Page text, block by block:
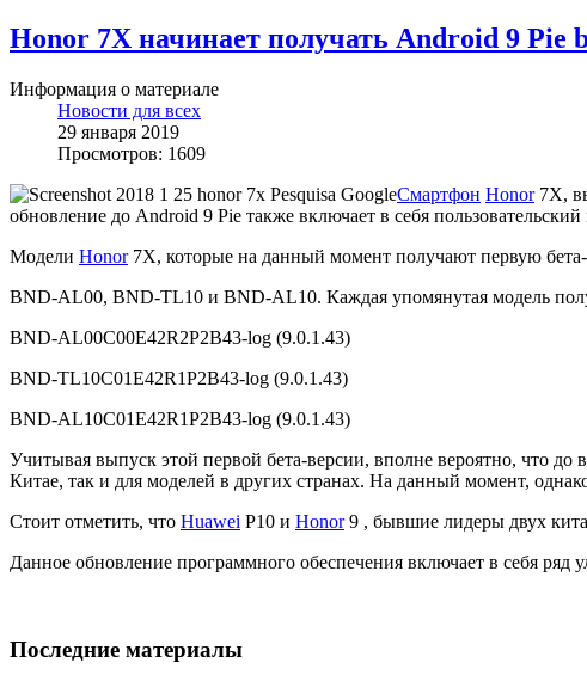
Honor 7X начинает получать Android 9 Pie
Информация о материале
Новости для всех
29 января 2019
Просмотров: 1609
Смартфон Honor7X,
обновление до Android 9 Pie также включает в себя
Модели Honor7X, которые на данный момент получают первую
BND-AL00, BND-TL10 и BND-AL10. Каждая упомянутая модель
BND-AL00C00E42R2P2B43-log (9.0.1.43)
BND-TL10C01E42R1P2B43-log (9.0.1.43)
BND-AL10C01E42R1P2B43-log (9.0.1.43)
Учитывая выпуск этой первой бета-версии, вполне вероятно, что
Китае, так и для моделей в других странах. На данный момент,
Стоит отметить, что Huawei P10 и Honor9 , бывшие лидеры двух
Данное обновление программного обеспечения включает в себя ряд
Последние материалы